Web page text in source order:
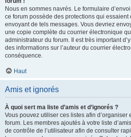
Nous en sommes navrés. Le formulaire
ce forum possède des protections qui
envoyant de tels messages. Vous devriez
une copie complète du courrier électronique
administrateur du forum. Il est très important
des informations sur l’auteur du courrier
conséquence.
Haut
Amis et ignorés
À quoi sert ma liste d’amis et d’ignorés ?
Vous pouvez utiliser ces listes afin d’organiser
forum. Les membres ajoutés à votre liste
de contrôle de l’utilisateur afin de consulter